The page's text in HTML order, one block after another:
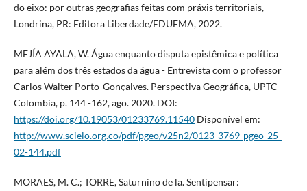
do eixo: por outras geografias feitas com práxis territoriais,
Londrina, PR: Editora Liberdade/EDUEMA, 2022.
MEJÍA AYALA, W. Água enquanto disputa epistêmica e política
para além dos três estados da água - Entrevista com o professor
Carlos Walter Porto-Gonçalves. Perspectiva Geográfica, UPTC -
Colombia, p. 144 -162, ago. 2020. DOI:
https://doi.org/10.19053/01233769.11540Disponível em:
http://www.scielo.org.co/pdf/pgeo/v25n2/0123-3769-pgeo-25-
02-144.pdf
MORAES, M. C.; TORRE, Saturnino de la. Sentipensar: